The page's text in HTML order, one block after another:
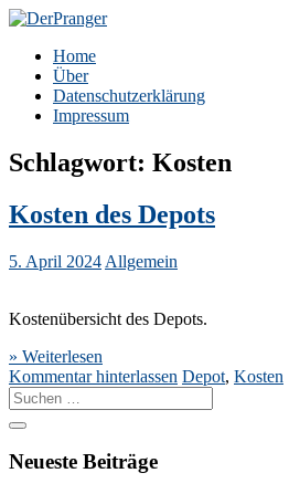
Zum
springen
DerPranger
Finanzen, Freiheit, Prangerei
Home
Über
Datenschutzerklärung
Impressum
Schlagwort: Kosten
Kosten des Depots
5. April 2024 Allgemein
Kostenübersicht des Depots.
» Weiterlesen
Kommentar hinterlassen Depot, Kosten
Suche
nach:
Neueste Beiträge